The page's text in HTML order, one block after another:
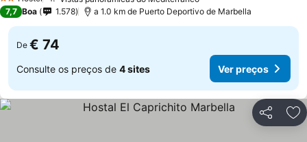
2 Estrelas
7,7 Boa 1.578 a 1.0 km de Puerto Deportivo de Marbella
De € 74
Consulte os preços de 4 sites Ver preços
Partilhar